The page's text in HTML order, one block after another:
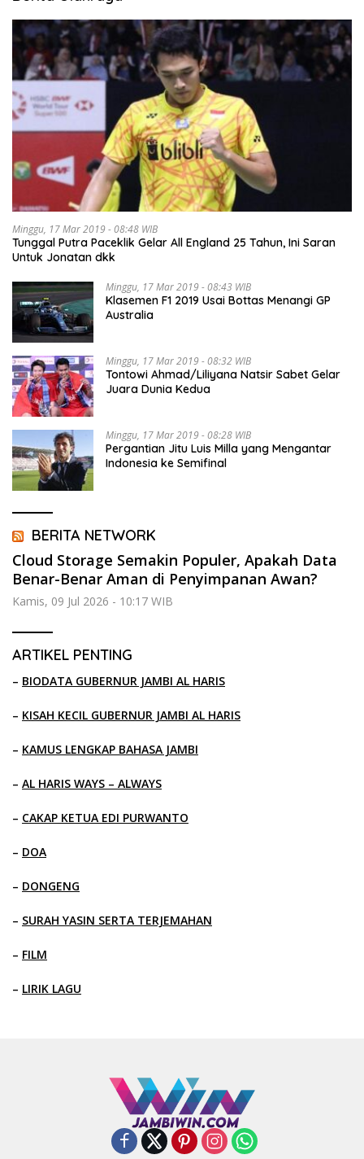
Minggu, 17 Mar 2019 - 08:48 WIB
Tunggal Putra Paceklik Gelar All England 25 Tahun, Ini Saran
Untuk Jonatan dkk
Minggu, 17 Mar 2019 - 08:43 WIB
Klasemen F1 2019 Usai Bottas Menangi GP
Australia
Minggu, 17 Mar 2019 - 08:32 WIB
Tontowi Ahmad/Liliyana Natsir Sabet Gelar
Juara Dunia Kedua
Minggu, 17 Mar 2019 - 08:28 WIB
Pergantian Jitu Luis Milla yang Mengantar
Indonesia ke Semifinal
BERITA NETWORK
Cloud Storage Semakin Populer, Apakah Data
Benar-Benar Aman di Penyimpanan Awan?
Kamis, 09 Jul 2026 - 10:17 WIB
ARTIKEL PENTING
– BIODATA GUBERNUR JAMBI AL HARIS
– KISAH KECIL GUBERNUR JAMBI AL HARIS
– KAMUS LENGKAP BAHASA JAMBI
– AL HARIS WAYS – ALWAYS
– CAKAP KETUA EDI PURWANTO
– DOA
– DONGENG
– SURAH YASIN SERTA TERJEMAHAN
– FILM
– LIRIK LAGU